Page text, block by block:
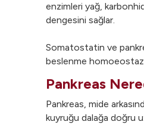
enzimleri yağ,
dengesini sağlar.
Somatostatin ve
beslenme
Pankreas
Pankreas, mide
kuyruğu dalağa doğru